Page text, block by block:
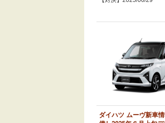
ダイハツ ムーヴ新車